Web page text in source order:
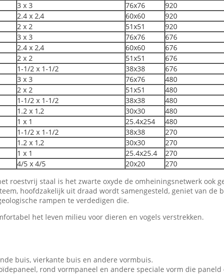
3 x 3 76x76
920
2.4 x 2,4 60x60
920
2 x 2 51x51
920
3 x 3 76x76
676
2.4 x 2,4 60x60
676
2 x 2 51x51
676
1-1/2 x 1-1/2 38x38
676
3 x 3 76x76
480
2 x 2 51x51
480
1-1/2 x 1-1/2 38x38
480
1.2 x 1,2 30x30
480
1 x 1 25.4x254
480
1-1/2 x 1-1/2 38x38
270
1.2 x 1,2 30x30
270
1 x 1 25.4x25.4
270
4/5 x 4/5 20x20
270
roestvrij staal is het zwarte oxyde de omheiningsnetwerk
hoofdzakelijk uit draad wordt samengesteld, geniet van
rampen te verdedigen die.
het leven milieu voor dieren en vogels verstrekken.
buis, vierkante buis en andere vormbuis.
rond vormpaneel en andere speciale vorm die paneld